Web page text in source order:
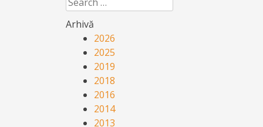
Arhivă
2026
2025
2019
2018
2016
2014
2013